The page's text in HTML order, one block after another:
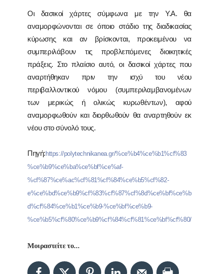
Οι δασικοί χάρτες σύμφωνα με την Υ.Α. θα
αναμορφώνονται σε όποιο στάδιο της διαδικασίας
κύρωσης και αν βρίσκονται, προκειμένου να
συμπεριλάβουν τις προβλεπόμενες διοικητικές
πράξεις. Στο πλαίσιο αυτό, οι δασικοί χάρτες που
αναρτήθηκαν πριν την ισχύ του νέου
περιβαλλοντικού νόμου (συμπεριλαμβανομένων
των μερικώς ή ολικώς κυρωθέντων), αφού
αναμορφωθούν και διορθωθούν θα αναρτηθούν εκ
νέου στο σύνολό τους.
Πηγή: https://polytechnikanea.gr/%ce%b4%ce%b1%cf%83
%ce%b9%ce%ba%ce%bf%ce%af-
%cf%87%ce%ac%cf%81%cf%84%ce%b5%cf%82-
e%ce%bd%ce%b9%cf%83%cf%87%cf%8d%ce%bf%ce%b
d%cf%84%ce%b1%ce%b9-%ce%bf%ce%b9-
%ce%b5%cf%80%ce%b9%cf%84%cf%81%ce%bf%cf%80/
Μοιραστείτε το...